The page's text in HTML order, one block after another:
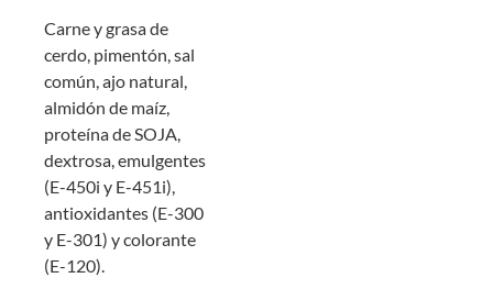
Carne y grasa de
cerdo, pimentón, sal
común, ajo natural,
almidón de maíz,
proteína de SOJA,
dextrosa, emulgentes
(E-450i y E-451i),
antioxidantes (E-300
y E-301) y colorante
(E-120).